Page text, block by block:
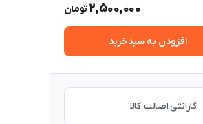
2,500,000تومان
افزودن به سبدخرید
گارانتی اصالت کالا